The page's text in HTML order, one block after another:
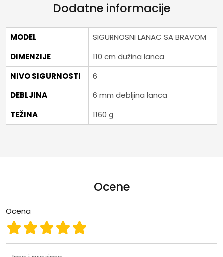
Dodatne informacije
MODEL
SIGURNOSNI LANAC SA BRAVOM
DIMENZIJE
110 cm dužina lanca
NIVO SIGURNOSTI
6
DEBLJINA
6 mm debljina lanca
TEŽINA
1160 g
Ocene
Ocena
Ocena 5
Ocena 4
Ocena 3
Ocena 2
Ocena 1